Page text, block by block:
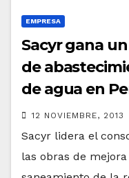
EMPRESA
Sacyr gana
de
de agua en
12 NOVIEMBRE, 2013
Sacyr lidera el
las obras de